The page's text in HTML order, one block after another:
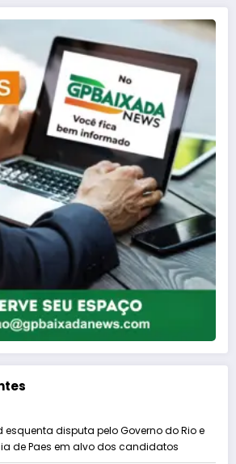
esquenta disputa pelo Governo do Rio e
de Paes em alvo dos candidatos